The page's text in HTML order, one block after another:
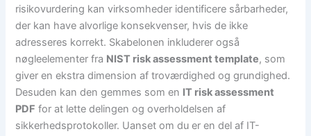
risikovurdering kan virksomheder identificere sårbarheder,
der kan have alvorlige konsekvenser, hvis de ikke
adresseres korrekt. Skabelonen inkluderer også
nøgleelementer fra NIST risk assessment template, som
giver en ekstra dimension af troværdighed og grundighed.
Desuden kan den gemmes som en IT risk assessment
PDF for at lette delingen og overholdelsen af
sikkerhedsprotokoller. Uanset om du er en del af IT-